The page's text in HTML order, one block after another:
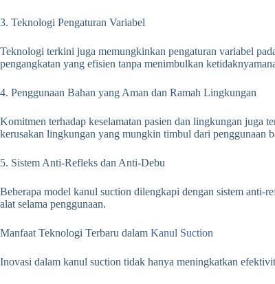
3. Teknologi Pengaturan Variabel
Teknologi terkini juga memungkinkan pengaturan variabel
pengangkatan yang efisien tanpa menimbulkan
4. Penggunaan Bahan yang Aman dan Ramah Lingkungan
Komitmen terhadap keselamatan pasien dan lingkungan juga
kerusakan lingkungan yang mungkin timbul dari penggunaan
5. Sistem Anti-Refleks dan Anti-Debu
Beberapa model kanul suction dilengkapi dengan sistem anti-
alat selama penggunaan.
Manfaat Teknologi Terbaru dalam Kanul Suction
Inovasi dalam kanul suction tidak hanya meningkatkan